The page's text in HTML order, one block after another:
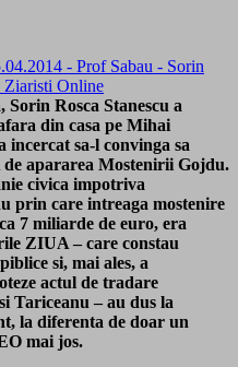
Rosca Stanescu a
din casa pe Mihai
incercat sa-l convinga sa
apararea Mostenirii Gojdu.
civica impotriva
prin care intreaga mostenire
7 miliarde de euro, era
ZIUA – care constau
si, mai ales, a
actul de tradare
Tariceanu – au dus la
la diferenta de doar un
mai jos.